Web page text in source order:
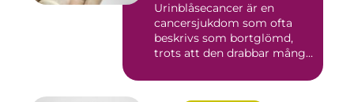
Urinblåsecancer är en
cancersjukdom som ofta
beskrivs som bortglömd,
trots att den drabbar många